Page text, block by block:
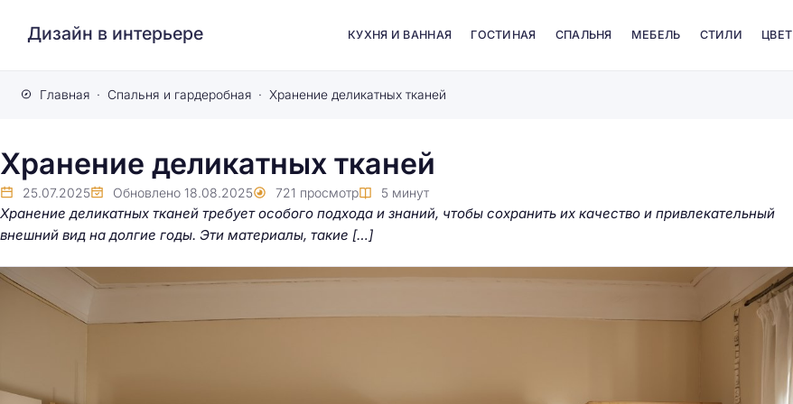
Дизайн в интерьере КУХНЯ И ВАННАЯ ГОСТИНАЯ СПАЛЬНЯ МЕБЕЛЬ СТИЛИ ЦВЕТ
Главная Спальня и гардеробная Хранение деликатных тканей
Хранение деликатных тканей
25.07.2025 Обновлено 18.08.2025 721 просмотр 5 минут
Хранение деликатных тканей требует особого подхода и знаний, чтобы сохранить их качество и привлекательный
внешний вид на долгие годы. Эти материалы, такие […]